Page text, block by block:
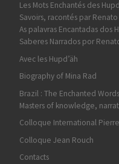
Les Mots Enchantés des
Savoirs, racontés par Renato
As palavras Encantadas dos
Saberes Narrados por
Avec les Hupd’äh
Biography of Mina Rad
Brazil : The Enchanted
Masters of knowledge,
Colloque International
Colloque Jean Rouch
Contacts